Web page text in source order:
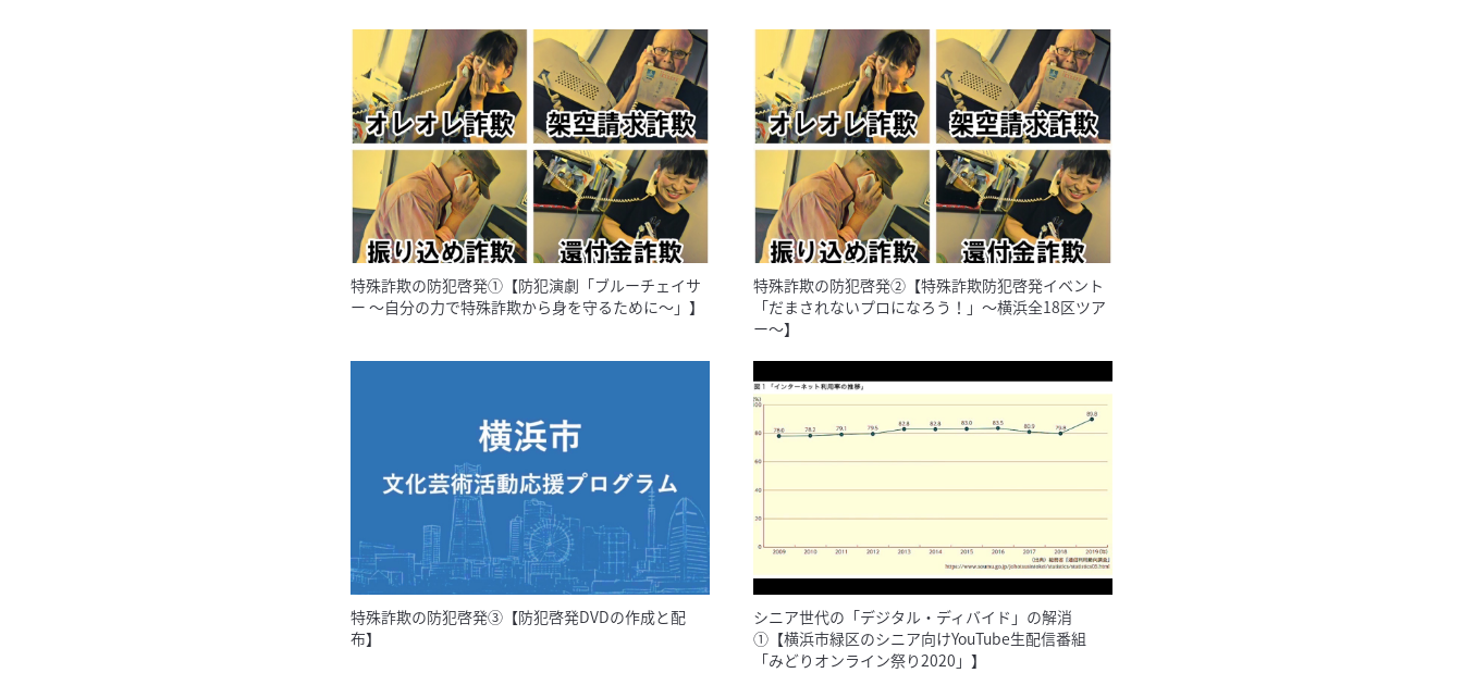
特殊詐欺の防犯啓発①【防犯演劇「ブルーチェイサ
ー 〜自分の力で特殊詐欺から身を守るために〜」】
特殊詐欺の防犯啓発②【特殊詐欺防犯啓発イベント
「だまされないプロになろう！」〜横浜全18区ツア
ー〜】
特殊詐欺の防犯啓発③【防犯啓発DVDの作成と配
布】
シニア世代の「デジタル・ディバイド」の解消
①【横浜市緑区のシニア向けYouTube生配信番組
「みどりオンライン祭り2020」】